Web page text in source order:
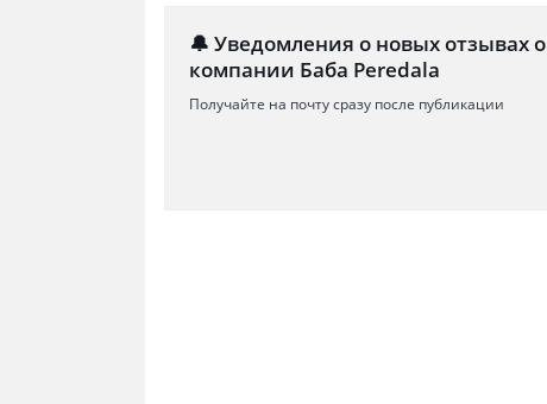
🔔 Уведомления о новых отзывах о
компании Баба Peredala
Получайте на почту сразу после публикации